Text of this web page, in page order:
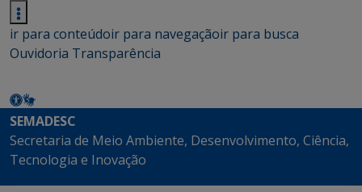
ir para conteúdoir para navegaçãoir para busca
Ouvidoria Transparência
SEMADESC
Secretaria de Meio Ambiente, Desenvolvimento, Ciência,
Tecnologia e Inovação